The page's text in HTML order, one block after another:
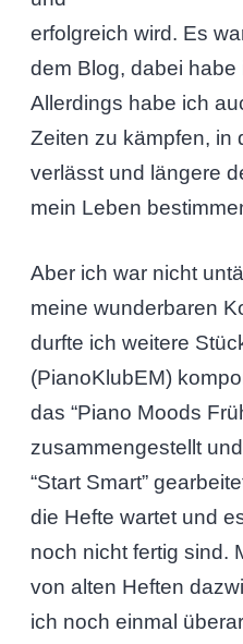
erfolgreich wird. Es
dem Blog, dabei habe
Allerdings habe ich
Zeiten zu kämpfen, in
verlässt und längere
mein Leben
Aber ich war nicht
meine wunderbaren
durfte ich weitere
(PianoKlubEM)
das “Piano Moods
zusammengestellt
“Start Smart”
die Hefte wartet und
noch nicht fertig sind.
von alten Heften
ich noch einmal